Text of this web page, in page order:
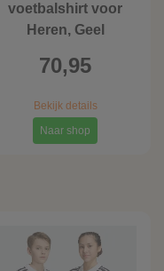
voetbalshirt voor
Heren, Geel
70,95
Bekijk details
Naar shop